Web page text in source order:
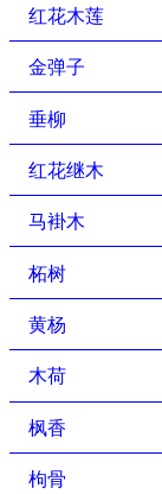
红花木莲
金弹子
垂柳
红花继木
马褂木
柘树
黄杨
木荷
枫香
枸骨